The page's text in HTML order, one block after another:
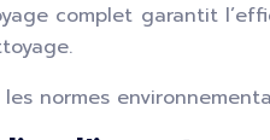
complet garantit
normes